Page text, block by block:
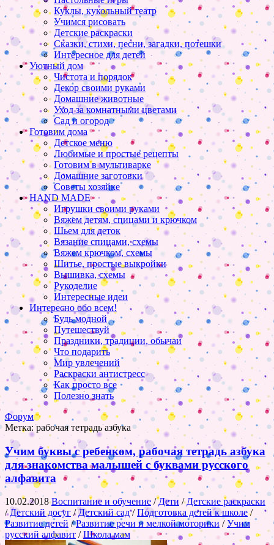
Куклы, кукольный театр
Учимся рисовать
Детские раскраски
Сказки, стихи, песни, загадки, потешки
Интересное для детей
Уютный дом
Чистота и порядок
Декор своими руками
Домашние животные
Уход за комнатными цветами
Сад и огород
Готовим дома
Детское меню
Любимые и простые рецепты
Готовим в мультиварке
Домашние заготовки
Советы хозяйке
HAND MADE
Игрушки своими руками
Вяжем детям, спицами и крючком
Шьем для деток
Вязание спицами, схемы
Вяжем крючком, схемы
Шитье, простые выкройки
Вышивка, схемы
Рукоделие
Интересные идеи
Интересно обо всем!
Будь модной
Путешествуй
Праздники, традиции, обычаи
Что подарить
Мир увлечений
Раскраски антистресс
Как просто все
Полезно знать
Форум
Метка:рабочая тетрадь азбука
Учим буквы с ребенком, рабочая тетрадь азбука
для знакомства малышей с буквами русского
алфавита
10.02.2018Воспитание и обучение /Дети /Детские раскраски
/Детский досуг /Детский сад/Подготовка детей к школе/
Развитие детей /Развитие речи и мелкой моторики /Учим
русский алфавит /Школа мам